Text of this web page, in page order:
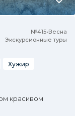
№415•Весна
Экскурсионные туры
Хужир
красивом